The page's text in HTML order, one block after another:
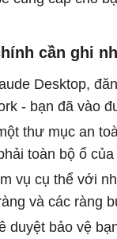
cần ghi
Desktop,
- bạn đã vào
thư mục an
toàn bộ ổ của
vụ cụ thể với
và các ràng
duyệt bảo vệ